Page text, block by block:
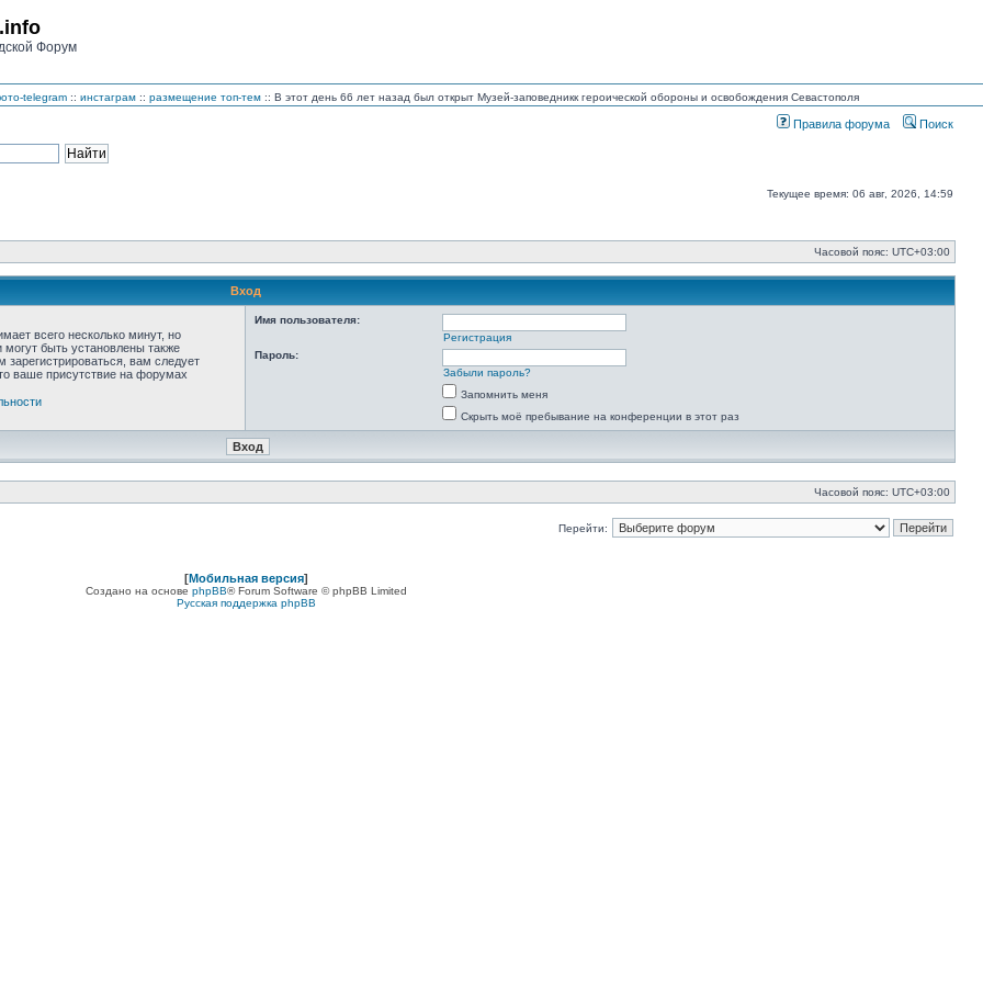
Форум
telegram :: инстаграм :: размещение топ-тем :: В этот день 66 лет назад был открыт Музей-заповедникк героической обороны и освобождения Севастополя
Правила форума Поиск
Текущее время: 06 авг, 2026, 14:59
Часовой пояс: UTC+03:00
Вход
всего несколько минут, но
быть установлены также
зарегистрироваться, вам следует
ваше присутствие на форумах
Имя пользователя:
Регистрация
Пароль:
Забыли пароль?
Запомнить меня
Скрыть моё пребывание на конференции в этот раз
Часовой пояс: UTC+03:00
Перейти:
[Мобильная версия]
Создано на основе phpBB® Forum Software © phpBB Limited
Русская поддержка phpBB